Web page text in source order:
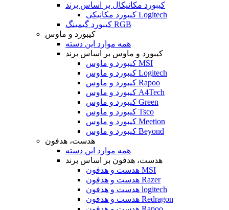
کیبورد مکانیکال بر اساس برند
کیبورد مکانیکی Logitech
کیبورد گیمینگ RGB
کیبورد و ماوس
همه موارد این دسته
کیبورد و ماوس بر اساس برند
کیبورد و ماوس MSI
کیبورد و ماوس Logitech
کیبورد و ماوس Rapoo
کیبورد و ماوس A4Tech
کیبورد و ماوس Green
کیبورد و ماوس Tsco
کیبورد و ماوس Meetion
کیبورد و ماوس Beyond
هدست، هدفون
همه موارد این دسته
هدست، هدفون بر اساس برند
هدست و هدفون MSI
هدست و هدفون Razer
هدست و هدفون logitech
هدست و هدفون Redragon